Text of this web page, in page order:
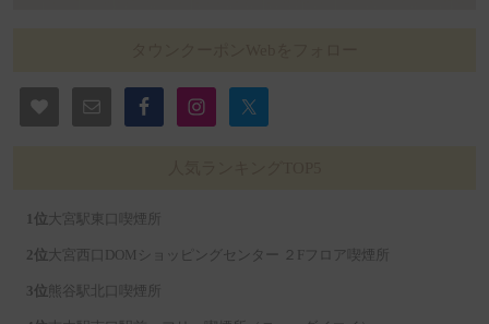
大宮駅東口喫煙所
大宮西口DOMショッピングセンター ２Fフロア喫煙所
熊谷駅北口喫煙所